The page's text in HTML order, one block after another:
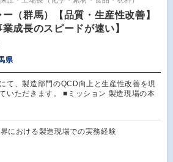
（群馬）【品質・生産性改善】
業成長のスピードが速い】
県
て、製造部門のQCD向上と生産性改善を現
いただきます。 ■ミッション 製造現場の本
界における製造現場での実務経験